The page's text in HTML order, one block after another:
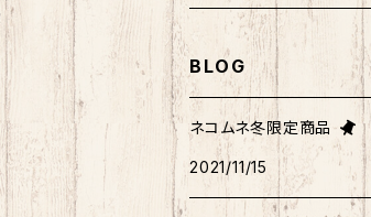
けろっぴ
タキシードサム
もちシリーズ
旅するマメしば
旅カワウソ・しばいぬ
サンリオ×ご当地ベア
ホヤぼーや
キティ
ネコムネandシバ
むすび丸
ネコムネandシバ
むすび丸
ネコムネ
ゆきお
ミニオン
わさお
ネコムネandシバ
ルームシューズ
パーカー・トレーナー
クリアファイル
ステッカー
ピンバッチ
トートバック
その他雑貨
ホヤぼーや
ボクサーパンツ
BLOG
ネコムネ冬限定商品
2021/11/15